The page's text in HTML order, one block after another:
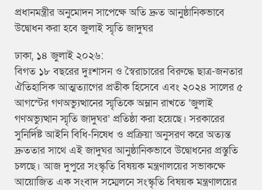
প্রধানমন্ত্রীর অনুমোদন সাপেক্ষে অতি দ্রুত আনুষ্ঠানিকভাবে
উদ্বোধন করা হবে জুলাই স্মৃতি জাদুঘর
​ঢাকা, ১৪ জুলাই ২০২৬:
বিগত ১৮ বছরের দুঃশাসন ও স্বৈরাচারের বিরুদ্ধে ছাত্র-জনতার
ঐতিহাসিক আত্মত্যাগের প্রতীক হিসেবে এবং ২০২৪ সালের ৫
আগস্টের গণঅভ্যুত্থানের স্মৃতিকে অম্লান রাখতে ‘জুলাই
গণঅভ্যুত্থান স্মৃতি জাদুঘর’ প্রতিষ্ঠা করা হয়েছে। সরকারের
সুনির্দিষ্ট আইনি বিধি-নিষেধ ও প্রক্রিয়া অনুসরণ করে অত্যন্ত
দ্রুততার সাথে এই জাদুঘর আনুষ্ঠানিকভাবে উদ্বোধনের প্রস্তুতি
চলছে। আজ দুপুরে সংস্কৃতি বিষয়ক মন্ত্রণালয়ের সভাকক্ষে
আয়োজিত এক সংবাদ সম্মেলনে সংস্কৃতি বিষয়ক মন্ত্রণালয়ের